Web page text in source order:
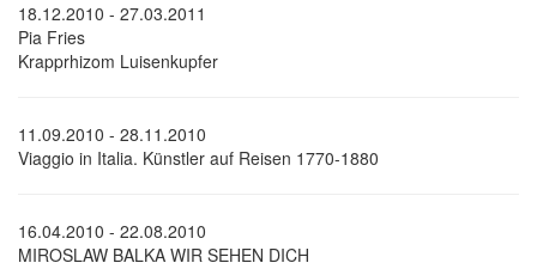
18.12.2010 - 27.03.2011
Pia Fries
Krapprhizom Luisenkupfer
11.09.2010 - 28.11.2010
Viaggio in Italia. Künstler auf Reisen 1770-1880
16.04.2010 - 22.08.2010
MIROSLAW BALKA WIR SEHEN DICH